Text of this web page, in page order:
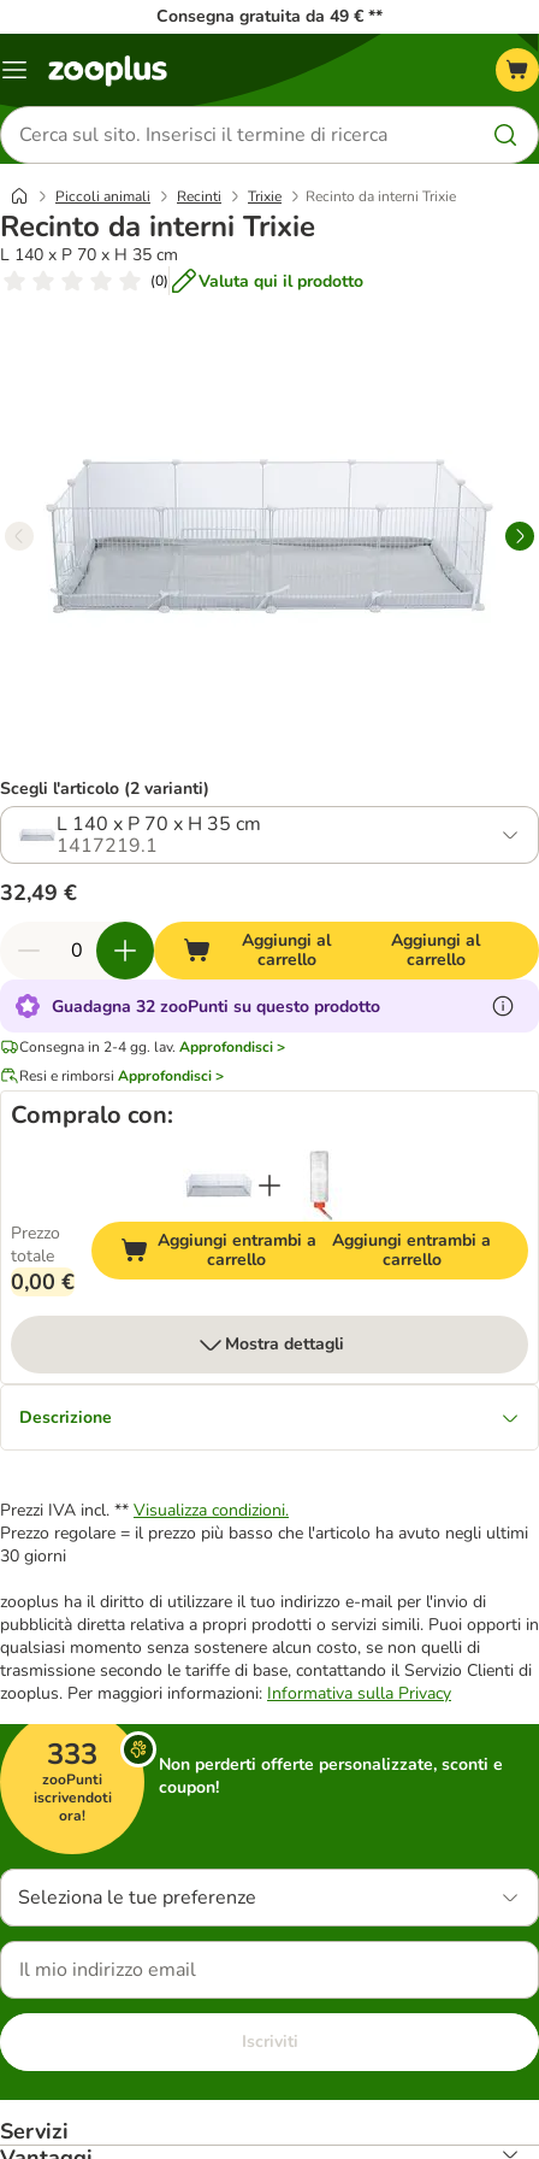
Consegna gratuita da 49 € **
Overview
Cerca
prodotti
Piccoli animali Recinti Trixie Recinto da interni Trixie
Recinto da interni Trixie
L 140 x P 70 x H 35 cm
(0) Valuta qui il prodotto
Scegli l'articolo (2 varianti)
L 140 x P 70 x H 35 cm
1417219.1
32,49 €
Aggiungi al
carrello
Aggiungi al
carrello
Guadagna 32 zooPunti su questo prodotto
Consegna in 2-4 gg. lav. Approfondisci >
Resi e rimborsi Approfondisci >
Compralo con:
Prezzo
totale
0,00 €
Aggiungi entrambi a
carrello
Aggiungi entrambi a
carrello
Mostra dettagli
Descrizione
Prezzi IVA incl. ** Visualizza condizioni.
Prezzo regolare = il prezzo più basso che l'articolo ha avuto negli ultimi
30 giorni
zooplus ha il diritto di utilizzare il tuo indirizzo e-mail per l'invio di
pubblicità diretta relativa a propri prodotti o servizi simili. Puoi opporti in
qualsiasi momento senza sostenere alcun costo, se non quelli di
trasmissione secondo le tariffe di base, contattando il Servizio Clienti di
zooplus. Per maggiori informazioni: Informativa sulla Privacy
333
zooPunti
iscrivendoti
ora!
Non perderti offerte personalizzate, sconti e
coupon!
Seleziona le tue preferenze
Iscriviti
Servizi